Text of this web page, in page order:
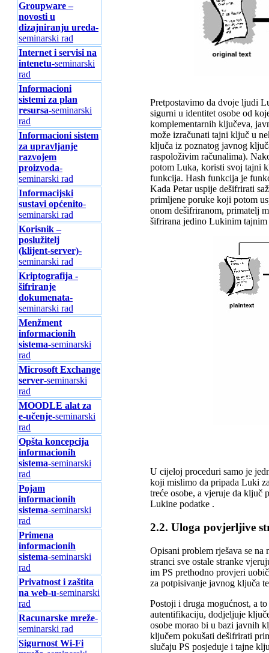
Groupware –
novosti u
dizajniranju ureda-
seminarski rad
Internet i servisi na
intenetu-seminarski
rad
Informacioni
sistemi za plan
resursa-seminarski
rad
Informacioni sistem
za upravljanje
razvojem
proizvoda-
seminarski rad
Informacijski
sustavi općenito-
seminarski rad
Korisnik –
poslužitelj
(klijent-server)-
seminarski rad
Kriptografija -
šifriranje
dokumenata-
seminarski rad
Menžment
informacionih
sistema-seminarski
rad
Microsoft Exchange
server-seminarski
rad
MOODLE alat za
e-učenje-seminarski
rad
Opšta koncepcija
informacionih
sistema-seminarski
rad
Pojam
informacionih
sistema-seminarski
rad
Primena
informacionih
sistema-seminarski
rad
Privatnost i zaštita
na web-u-seminarski
rad
Racunarske mreže-
seminarski rad
Sigurnost Wi-Fi
Pretpostavimo da dvoje ljudi
sigurni u identitet osobe od
komplementarnih ključeva,
može izračunati tajni ključ u
ključa iz poznatog javnog
raspoloživim računalima).
potom Luka, koristi svoj tajni
funkcija. Hash funkcija je
Kada Petar uspije dešifrirati
primljene poruke koji potom
onom dešifriranom, primatelj
šifrirana jedino Lukinim
U cijeloj proceduri samo je
koji mislimo da pripada Luki
treće osobe, a vjeruje da ključ
Lukine podatke .
2.2. Uloga povjerljive
Opisani problem rješava se
stranci sve ostale stranke
im PS prethodno provjeri
za potpisivanje javnog ključa
Postoji i druga mogućnost, a
autentifikaciju, dodjeljuje
osobe morao bi u bazi javnih
ključem pokušati dešifrirati
slučaju PS posjeduje i tajne